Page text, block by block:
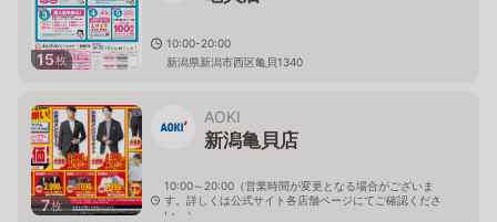
15枚
10:00-20:00
新潟県新潟市西区亀貝1340
7枚
AOKI
新潟亀貝店
10:00～20:00（営業時間が変更となる場合がございま
す。詳しくは公式サイト各店舗ページにてご確認くださ
い。）